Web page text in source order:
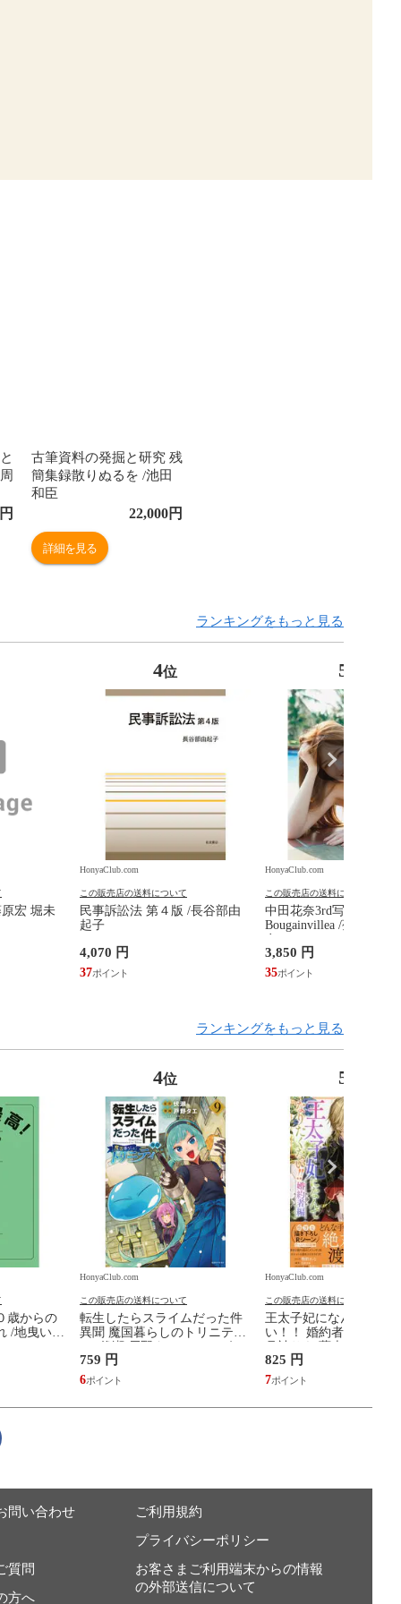
円
古筆資料の発掘と研究 残
簡集録散りぬるを /池田
和臣
22,000円
詳細を見る
ランキングをもっと見る
宏 堀未
4位
HonyaClub.com
この販売店の送料について
民事訴訟法 第４版 /長谷部由
起子
4,070 円
37
5
HonyaClub.com
この販売店の送料について
中田花奈3rd写真集
Bougainvillea /菊地泰久
3,850 円
35
ランキングをもっと見る
歳からの
/地曳いく
4位
HonyaClub.com
この販売店の送料について
転生したらスライムだった件
異聞 魔国暮らしのトリニティ
759 円
6
5
HonyaClub.com
この販売店の送料について
王太子妃になんてなり
い！！ 婚約者編 ２ /鴨
825 円
7
問い合わせ
質問
方へ
ご利用規約
プライバシーポリシー
お客さまご利用端末からの情報
の外部送信について